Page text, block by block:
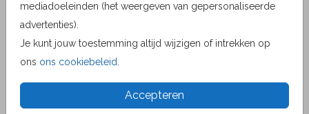
mediadoeleinden (het weergeven van gepersonaliseerde
advertenties).
Je kunt jouw toestemming altijd wijzigen of intrekken op
ons ons cookiebeleid
Accepteren
Houdt hier dus rekening mee bij het ontwerpen van
de kaart.
Tip 4: Kaarten met eigen achtergrondfoto,
voorbeeldfoto vervangen door eigen foto
Kies de kaart en ga naar de editor. Klik op de